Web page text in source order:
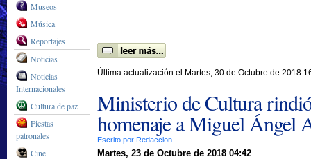
Última actualización el Martes, 30 de Octubre de 2018
Ministerio de Cultura
homenaje a Miguel Ángel
Escrito por Redaccion
Martes, 23 de Octubre de 2018 04:42
Museos
Música
Reportajes
Noticias
Noticias
Internacionales
Cultura de paz
Fiestas
patronales
Cine